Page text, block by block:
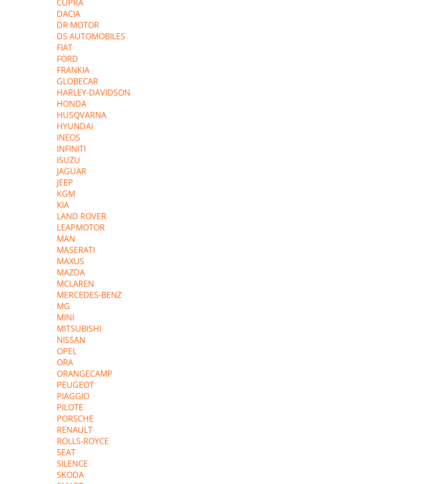
CUPRA
DACIA
DR MOTOR
DS AUTOMOBILES
FIAT
FORD
FRANKIA
GLOBECAR
HARLEY-DAVIDSON
HONDA
HUSQVARNA
HYUNDAI
INEOS
INFINITI
ISUZU
JAGUAR
JEEP
KGM
KIA
LAND ROVER
LEAPMOTOR
MAN
MASERATI
MAXUS
MAZDA
MCLAREN
MERCEDES-BENZ
MG
MINI
MITSUBISHI
NISSAN
OPEL
ORA
ORANGECAMP
PEUGEOT
PIAGGIO
PILOTE
PORSCHE
RENAULT
ROLLS-ROYCE
SEAT
SILENCE
SKODA